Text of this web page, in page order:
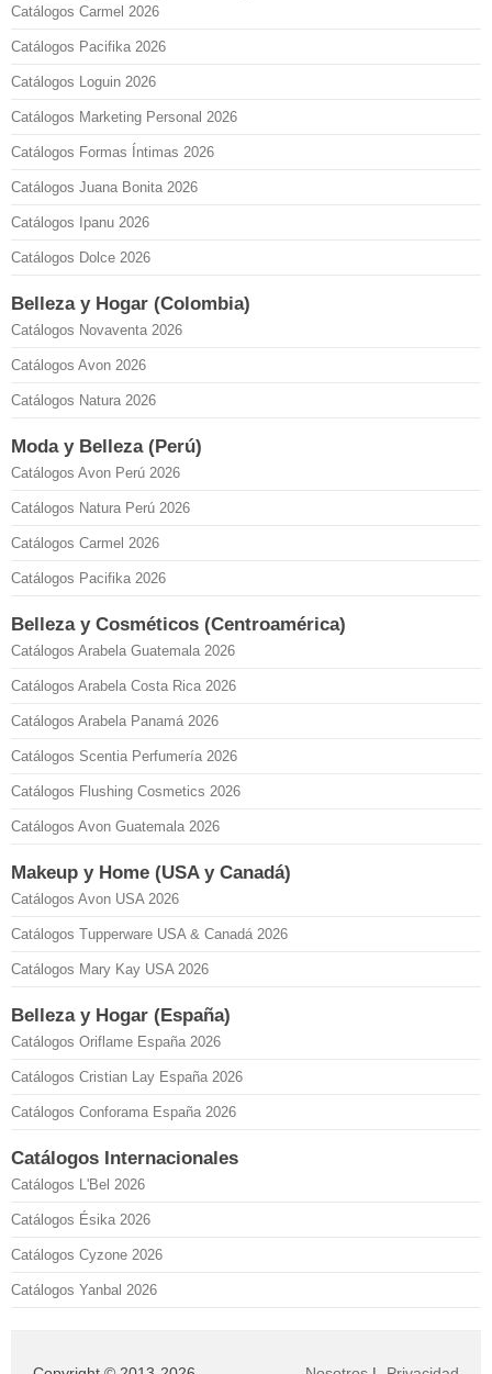
Catálogos Carmel 2026
Catálogos Pacifika 2026
Catálogos Loguin 2026
Catálogos Marketing Personal 2026
Catálogos Formas Íntimas 2026
Catálogos Juana Bonita 2026
Catálogos Ipanu 2026
Catálogos Dolce 2026
Belleza y Hogar (Colombia)
Catálogos Novaventa 2026
Catálogos Avon 2026
Catálogos Natura 2026
Moda y Belleza (Perú)
Catálogos Avon Perú 2026
Catálogos Natura Perú 2026
Catálogos Carmel 2026
Catálogos Pacifika 2026
Belleza y Cosméticos (Centroamérica)
Catálogos Arabela Guatemala 2026
Catálogos Arabela Costa Rica 2026
Catálogos Arabela Panamá 2026
Catálogos Scentia Perfumería 2026
Catálogos Flushing Cosmetics 2026
Catálogos Avon Guatemala 2026
Makeup y Home (USA y Canadá)
Catálogos Avon USA 2026
Catálogos Tupperware USA & Canadá 2026
Catálogos Mary Kay USA 2026
Belleza y Hogar (España)
Catálogos Oriflame España 2026
Catálogos Cristian Lay España 2026
Catálogos Conforama España 2026
Catálogos Internacionales
Catálogos L'Bel 2026
Catálogos Ésika 2026
Catálogos Cyzone 2026
Catálogos Yanbal 2026